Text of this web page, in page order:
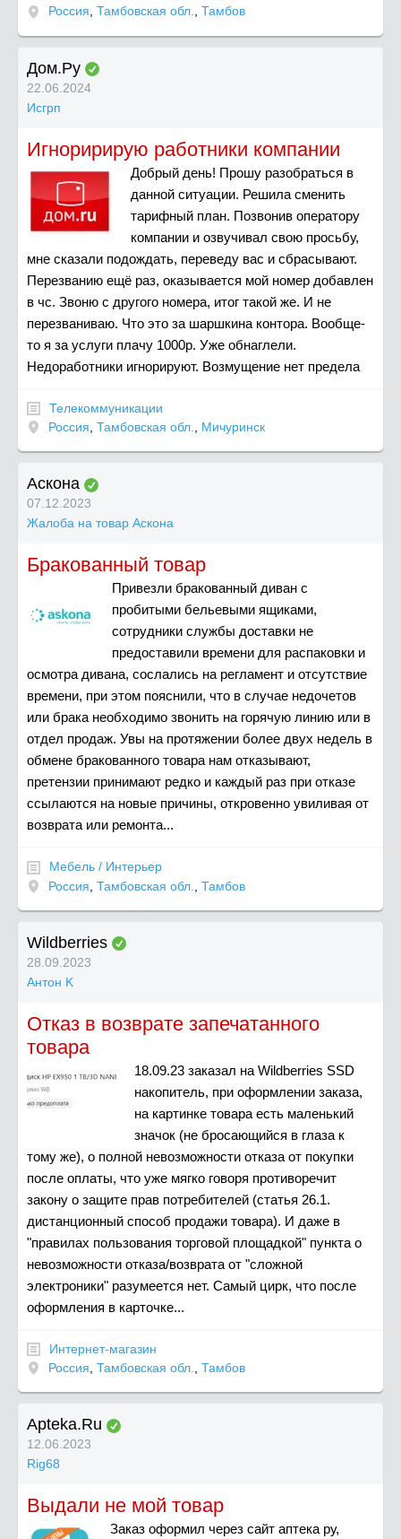
Россия, Тамбовская обл., Тамбов
Дом.Ру
22.06.2024
Исгрп
Игноририрую работники компании
Добрый день! Прошу разобраться в
данной ситуации. Решила сменить
тарифный план. Позвонив оператору
компании и озвучивал свою просьбу,
мне сказали подождать, переведу вас и сбрасывают.
Перезванию ещё раз, оказывается мой номер добавлен
в чс. Звоню с другого номера, итог такой же. И не
перезваниваю. Что это за шаршкина контора. Вообще-
то я за услуги плачу 1000р. Уже обнаглели.
Недоработники игнорируют. Возмущение нет предела
Телекоммуникации
Россия Тамбовская обл. Мичуринск
Аскона
07.12.2023
Жалоба на товар Аскона
Бракованный товар
Привезли бракованный диван с
пробитыми бельевыми ящиками,
сотрудники службы доставки не
предоставили времени для распаковки и
осмотра дивана, сослались на регламент и отсутствие
времени, при этом пояснили, что в случае недочетов
или брака необходимо звонить на горячую линию или в
отдел продаж. Увы на протяжении более двух недель в
обмене бракованного товара нам отказывают,
претензии принимают редко и каждый раз при отказе
ссылаются на новые причины, откровенно увиливая от
возврата или ремонта...
Мебель / Интерьер
Россия Тамбовская обл. Тамбов
Wildberries
28.09.2023
Антон K
Отказ в возврате запечатанного
товара
18.09.23 заказал на Wildberries SSD
накопитель, при оформлении заказа,
на картинке товара есть маленький
значок (не бросающийся в глаза к
тому же), о полной невозможности отказа от покупки
после оплаты, что уже мягко говоря противоречит
закону о защите прав потребителей (статья 26.1.
дистанционный способ продажи товара). И даже в
"правилах пользования торговой площадкой" пункта о
невозможности отказа/возврата от "сложной
электроники" разумеется нет. Самый цирк, что после
оформления в карточке...
Интернет-магазин
Россия Тамбовская обл. Тамбов
Apteka.Ru
12.06.2023
Rig68
Выдали не мой товар
Заказ оформил через сайт аптека ру,